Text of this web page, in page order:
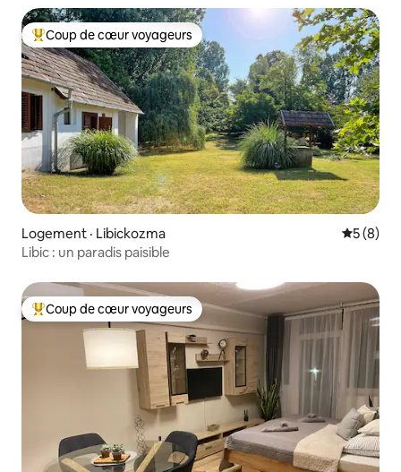
Coup de cœur voyageurs parmi les plus aimés
Coup de cœur voyageurs
Logement · Libickozma Note
5 (8)
Libic : un paradis paisible
Coup de cœur voyageurs parmi les plus aimés
Coup de cœur voyageurs